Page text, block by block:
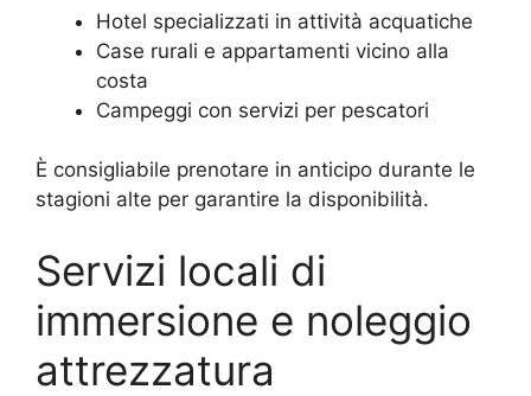
Hotel specializzati in attività acquatiche
Case rurali e appartamenti vicino alla
costa
Campeggi con servizi per pescatori
È consigliabile prenotare in anticipo durante le
stagioni alte per garantire la disponibilità.
Servizi locali di
immersione e noleggio
attrezzatura